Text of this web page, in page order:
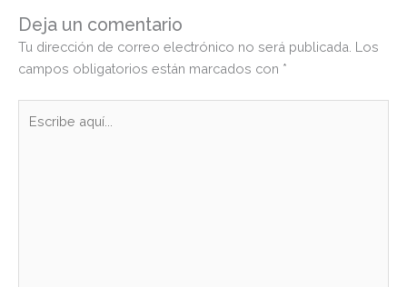
Deja un comentario
Tu dirección de correo electrónico no será publicada. Los
campos obligatorios están marcados con *
aquí...